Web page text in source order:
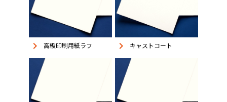
keyboard_arrow_right 高級印刷用紙ラフ keyboard_arrow_right キャストコート